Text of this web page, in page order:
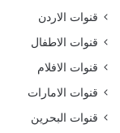
قنوات الاردن
قنوات الاطفال
قنوات الافلام
قنوات الامارات
قنوات البحرين